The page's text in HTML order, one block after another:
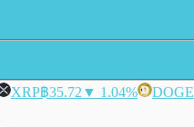
XRP฿35.72 ▼ 1.04% DOGE